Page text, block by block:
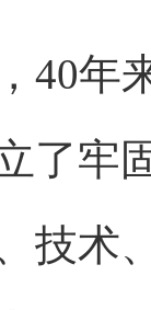
年来
了牢
技术